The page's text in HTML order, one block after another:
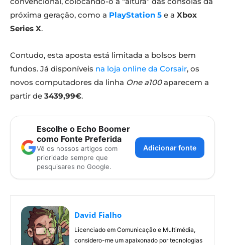
próxima geração, como a PlayStation 5 e a Xbox
Series X.
Contudo, esta aposta está limitada a bolsos bem
fundos. Já disponíveis na loja online da Corsair, os
novos computadores da linha One a100aparecem a
partir de 3439,99€.
Escolhe o Echo Boomer
como Fonte Preferida
Vê os nossos artigos com
prioridade sempre que
pesquisares no Google.
Adicionar fonte
David Fialho
Licenciado em Comunicação e Multimédia,
considero-me um apaixonado por tecnologias